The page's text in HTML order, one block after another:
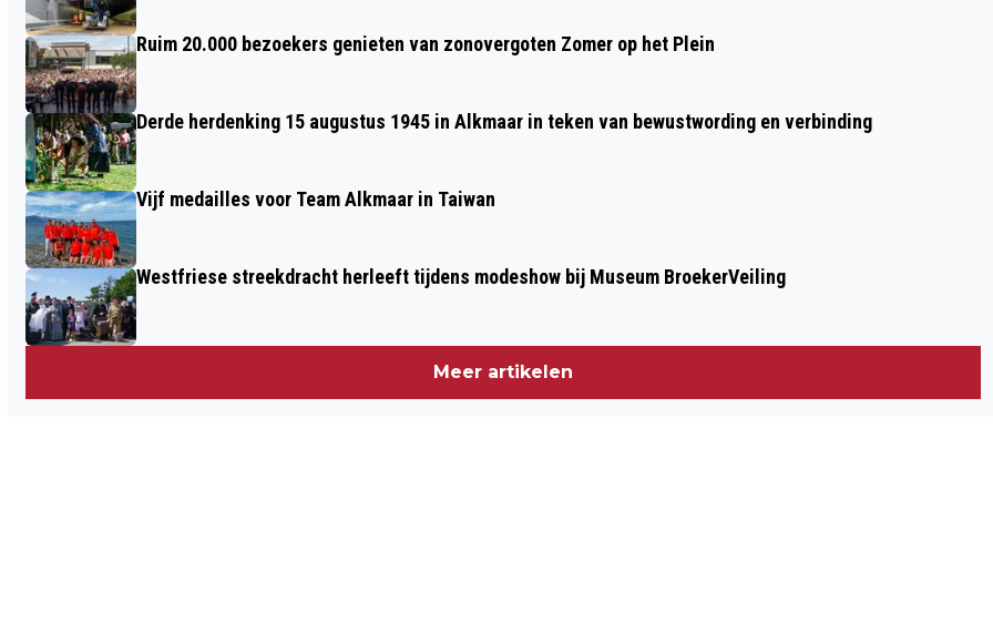
VROUW GEWOND
Ruim 20.000 bezoekers genieten van zonovergoten Zomer op het Plein
Derde herdenking 15 augustus 1945 in Alkmaar in teken van bewustwording en verbinding
Vijf medailles voor Team Alkmaar in Taiwan
Westfriese streekdracht herleeft tijdens modeshow bij Museum BroekerVeiling
Meer artikelen